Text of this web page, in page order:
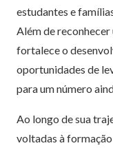
estudantes e
Além de
fortalece o
oportunidades de
para um número
Ao longo de sua
voltadas à